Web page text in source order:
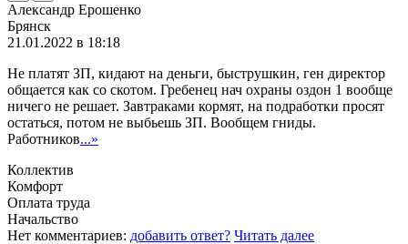
Александр Ерошенко
Брянск
21.01.2022 в 18:18
Не платят ЗП, кидают на деньги, быструшкин, ген директор
общается как со скотом. Гребенец нач охраны оздон 1 вообще
ничего не решает. Завтраками кормят, на подработки просят
остаться, потом не выбьешь ЗП. Вообщем гниды.
Работников...»
Коллектив
Комфорт
Оплата труда
Начальство
Нет комментариев: добавить ответ? Читать далее